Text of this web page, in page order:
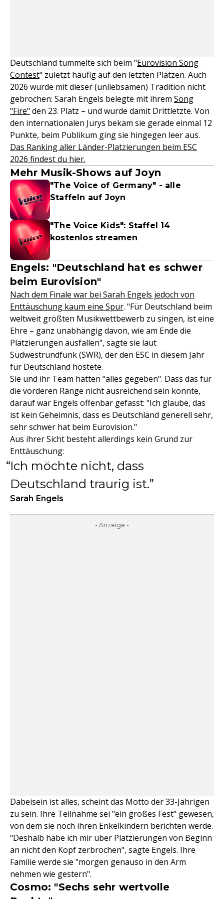
Deutschland tummelte sich beim "Eurovision Song
Contest" zuletzt häufig auf den letzten Plätzen. Auch
2026 wurde mit dieser (unliebsamen) Tradition nicht
gebrochen: Sarah Engels belegte mit ihrem Song
"Fire" den 23. Platz – und wurde damit Drittletzte. Von
den internationalen Jurys bekam sie gerade einmal 12
Punkte, beim Publikum ging sie hingegen leer aus.
Das Ranking aller Länder-Platzierungen beim ESC
2026 findest du hier.
Mehr Musik-Shows auf Joyn
"The Voice of Germany" - alle
Staffeln auf Joyn
"The Voice Kids": Staffel 14
kostenlos streamen
Engels: "Deutschland hat es schwer
beim Eurovision"
Nach dem Finale war bei Sarah Engels jedoch von
Enttäuschung kaum eine Spur. "Für Deutschland beim
weltweit größten Musikwettbewerb zu singen, ist eine
Ehre – ganz unabhängig davon, wie am Ende die
Platzierungen ausfallen", sagte sie laut
Südwestrundfunk (SWR), der den ESC in diesem Jahr
für Deutschland hostete.
Sie und ihr Team hätten "alles gegeben". Dass das für
die vorderen Ränge nicht ausreichend sein könnte,
darauf war Engels offenbar gefasst: "Ich glaube, das
ist kein Geheimnis, dass es Deutschland generell sehr,
sehr schwer hat beim Eurovision."
Aus ihrer Sicht besteht allerdings kein Grund zur
Enttäuschung:
Ich möchte nicht, dass
Deutschland traurig ist.
Sarah Engels
- Anzeige -
Dabeisein ist alles, scheint das Motto der 33-Jährigen
zu sein. Ihre Teilnahme sei "ein großes Fest" gewesen,
von dem sie noch ihren Enkelkindern berichten werde.
"Deshalb habe ich mir über Platzierungen von Beginn
an nicht den Kopf zerbrochen", sagte Engels. Ihre
Familie werde sie "morgen genauso in den Arm
nehmen wie gestern".
Cosmo: "Sechs sehr wertvolle